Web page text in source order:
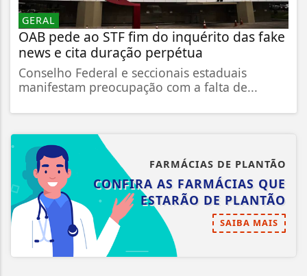
GERAL
OAB pede ao STF fim do inquérito das fake
news e cita duração perpétua
Conselho Federal e seccionais estaduais
manifestam preocupação com a falta de...
FARMÁCIAS DE PLANTÃO
CONFIRA AS FARMÁCIAS QUE
ESTARÃO DE PLANTÃO
SAIBA MAIS